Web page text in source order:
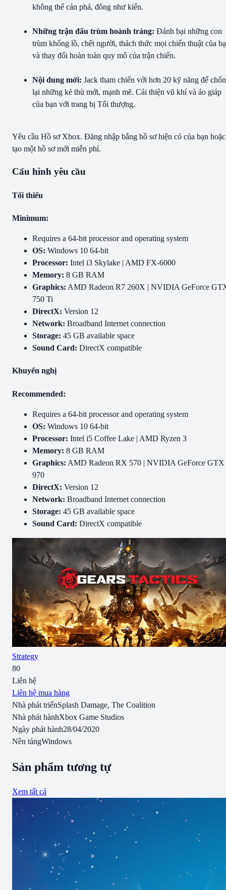
không thể cản phá, đông như kiến.
Những trận đấu trùm hoành tráng: Đánh bại những con
trùm khổng lồ, chết người, thách thức mọi chiến thuật của
và thay đổi hoàn toàn quy mô của trận chiến.
Nội dung mới: Jack tham chiến với hơn 20 kỹ năng để
lại những kẻ thù mới, mạnh mẽ. Cải thiện vũ khí và áo giáp
của bạn với trang bị Tối thượng.
Yêu cầu Hồ sơ Xbox. Đăng nhập bằng hồ sơ hiện có của bạn hoặc
tạo một hồ sơ mới miễn phí.
Cấu hình yêu cầu
Tối thiểu
Minimum:
Requires a 64-bit processor and operating system
OS: Windows 10 64-bit
Processor: Intel i3 Skylake | AMD FX-6000
Memory: 8 GB RAM
Graphics: AMD Radeon R7 260X | NVIDIA GeForce
750 Ti
DirectX: Version 12
Network: Broadband Internet connection
Storage: 45 GB available space
Sound Card: DirectX compatible
Khuyến nghị
Recommended:
Requires a 64-bit processor and operating system
OS: Windows 10 64-bit
Processor: Intel i5 Coffee Lake | AMD Ryzen 3
Memory: 8 GB RAM
Graphics: AMD Radeon RX 570 | NVIDIA GeForce GTX
970
DirectX: Version 12
Network: Broadband Internet connection
Storage: 45 GB available space
Sound Card: DirectX compatible
Strategy
80
Liên hệ
Liên hệ mua hàng
Nhà phát triểnSplash Damage, The Coalition
Nhà phát hànhXbox Game Studios
Ngày phát hành28/04/2020
Nền tảngWindows
Sản phẩm tương tự
Xem tất cả